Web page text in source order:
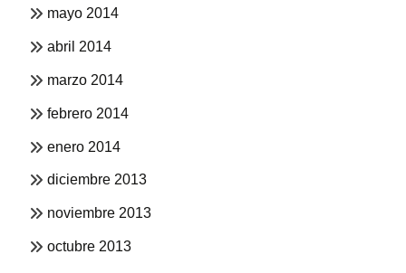
mayo 2014
abril 2014
marzo 2014
febrero 2014
enero 2014
diciembre 2013
noviembre 2013
octubre 2013